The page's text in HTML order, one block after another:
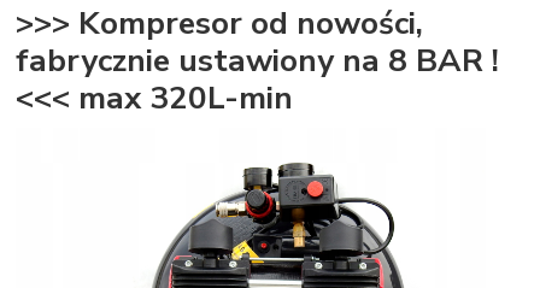
>>> Kompresor od nowości,
fabrycznie ustawiony na 8 BAR !
<<< max 320L-min